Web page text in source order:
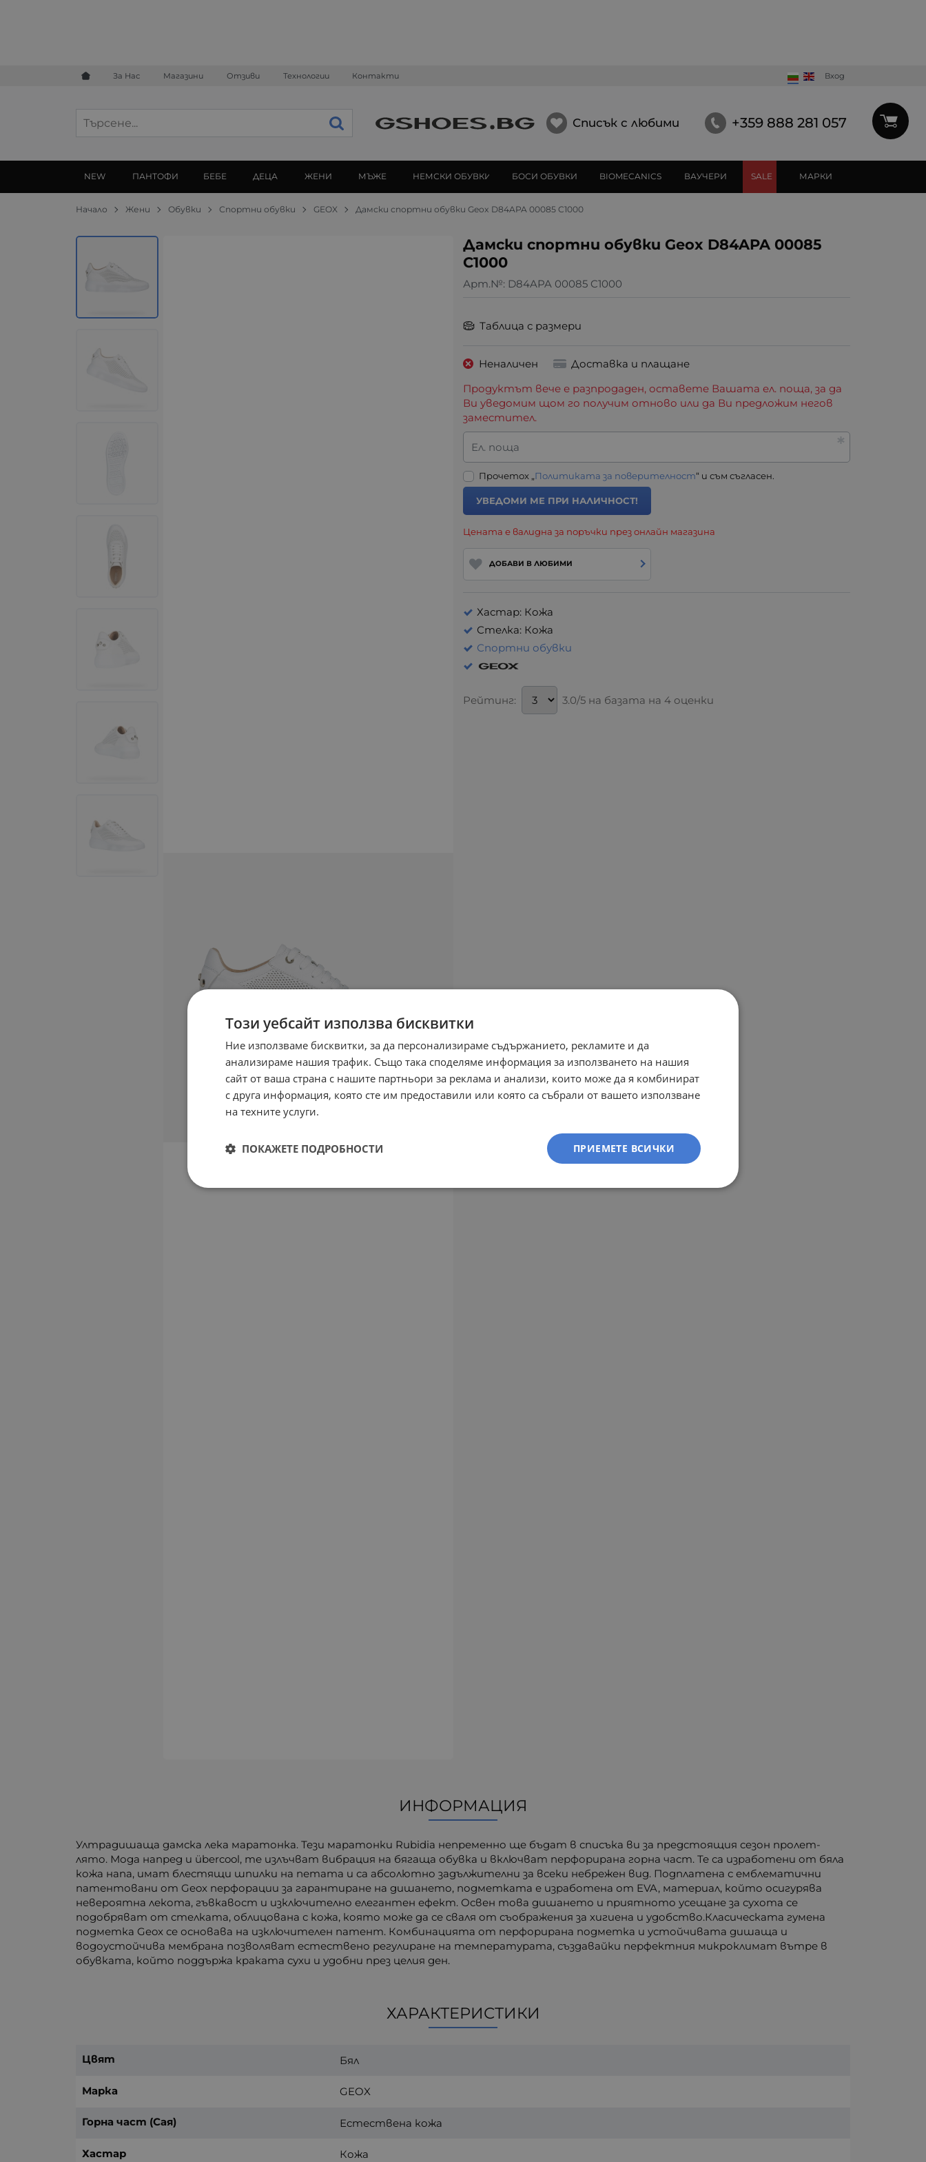
За Нас Магазини Отзиви Технологии Контакти Вход
Списък с любими +359 888 281 057
SALE
NEW ПАНТОФИ БЕБЕ ДЕЦА ЖЕНИ МЪЖЕ НЕМСКИ ОБУВКИ БОСИ ОБУВКИ BIOMECANICS ВАУЧЕРИ МАРКИ
Начало Жени Обувки Спортни обувки GEOX Дамски спортни обувки Geox D84APA 00085 C1000
Дамски спортни обувки Geox D84APA 00085
C1000
Арт.№: D84APA 00085 C1000
Таблица с размери
Неналичен
Доставка и плащане
Продуктът вече е разпродаден, оставете Вашата ел. поща, за да
Ви уведомим щом го получим отново или да Ви предложим негов
заместител.
Ел. поща
Прочетох „Политиката за поверителност“ и съм съгласен.
УВЕДОМИ МЕ ПРИ НАЛИЧНОСТ!
Цената е валидна за поръчки през онлайн магазина
ДОБАВИ В ЛЮБИМИ
Хастар: Кожа
Стелка: Кожа
Спортни обувки
Рейтинг: 3.0/5 на базата на 4 оценки
ИНФОРМАЦИЯ
Ултрадишаща дамска лека маратонка. Тези маратонки Rubidia непременно ще бъдат в списъка ви за предстоящия сезон пролет-
лято. Мода напред и übercool, те излъчват вибрация на бягаща обувка и включват перфорирана горна част. Те са изработени от бяла
кожа напа, имат блестящи шпилки на петата и са абсолютно задължителни за всеки небрежен вид. Подплатена с емблематични
патентовани от Geox перфорации за гарантиране на дишането, подметката е изработена от EVA, материал, който осигурява
невероятна лекота, гъвкавост и изключително елегантен ефект. Освен това дишането и приятното усещане за сухота се
подобряват от стелката, облицована с кожа, която може да се сваля от съображения за хигиена и удобство.Класическата гумена
подметка Geox се основава на изключителен патент. Комбинацията от перфорирана подметка и устойчивата дишаща и
водоустойчива мембрана позволяват естествено регулиране на температурата, създавайки перфектния микроклимат вътре в
обувката, който поддържа краката сухи и удобни през целия ден.
ХАРАКТЕРИСТИКИ
Цвят Бял
Марка GEOX
Горна част (Сая) Естествена кожа
Хастар Кожа
Този уебсайт използва бисквитки
Ние използваме бисквитки, за да персонализираме съдържанието, рекламите и да
анализираме нашия трафик. Също така споделяме информация за използването на нашия
сайт от ваша страна с нашите партньори за реклама и анализи, които може да я комбинират
с друга информация, която сте им предоставили или която са събрали от вашето използване
на техните услуги.
ПРИЕМЕТЕ ВСИЧКИ
ПОКАЖЕТЕ ПОДРОБНОСТИ